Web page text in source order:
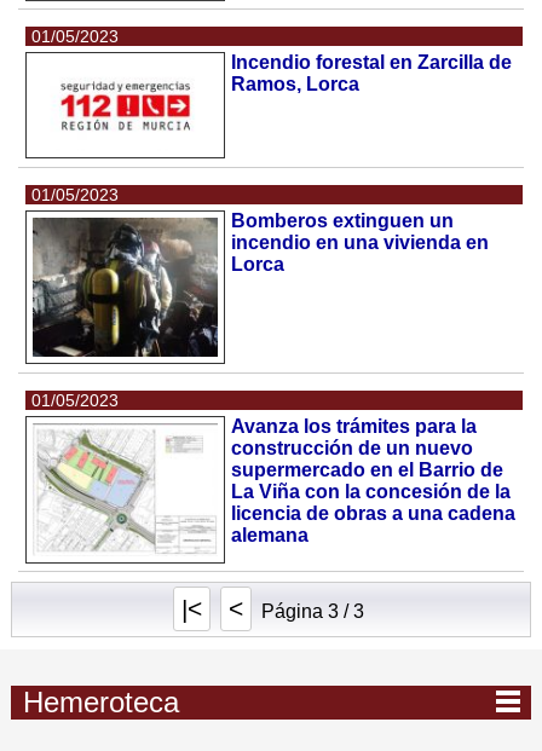
01/05/2023
Incendio forestal en Zarcilla de
Ramos, Lorca
01/05/2023
Bomberos extinguen un
incendio en una vivienda en
Lorca
01/05/2023
Avanza los trámites para la
construcción de un nuevo
supermercado en el Barrio de
La Viña con la concesión de la
licencia de obras a una cadena
alemana
|< < Página 3 / 3
Hemeroteca